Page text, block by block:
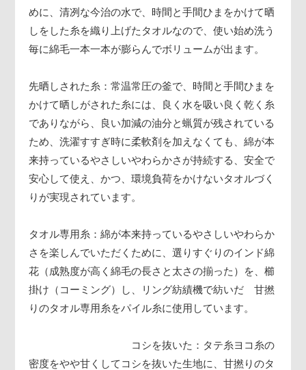
めに、清冽な今治の水で、時間と手間ひまをかけて晒
しをした糸を織り上げたタオルなので、使い始め洗う
毎に綿毛一本一本が膨らんでボリュームが出ます。
先晒しされた糸：常温常圧の釜で、時間と手間ひまを
かけて晒しがされた糸には、良く水を吸い良く乾く糸
でありながら、良い加減の油分と蝋質が残されている
ため、洗濯すすぎ時に柔軟剤を加えなくても、綿が本
来持っているやさしいやわらかさが持続する、安全で
安心して使え、かつ、環境負荷をかけないタオルづく
りが実現されています。
タオル専用糸：綿が本来持っているやさしいやわらか
さを楽しんでいただくために、選りすぐりのインド綿
花（成熟度が高く綿毛の長さと太さの揃った）を、櫛
掛け（コーミング）し、リング紡績機で紡いだ 甘撚
りのタオル専用糸をパイル糸に使用しています。
コシを抜いた：タテ糸ヨコ糸の
密度をやや甘くしてコシを抜いた生地に、甘撚りのタ